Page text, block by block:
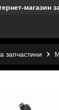
магазин
запчастини